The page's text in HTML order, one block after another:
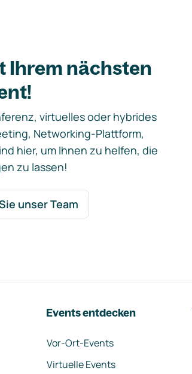
Ihrem nächsten
virtuelles oder hybrides
Networking-Plattform,
hier, um Ihnen zu helfen, die
zu lassen!
unser Team
Events entdecken
Vor-Ort-Events
Virtuelle Events